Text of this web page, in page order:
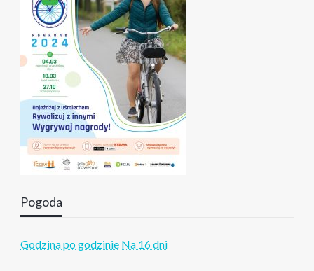
Pogoda
Godzina po godzinie Na 16 dni